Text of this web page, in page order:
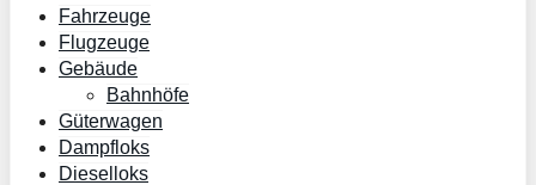
Fahrzeuge
Flugzeuge
Gebäude
Bahnhöfe
Güterwagen
Dampfloks
Dieselloks